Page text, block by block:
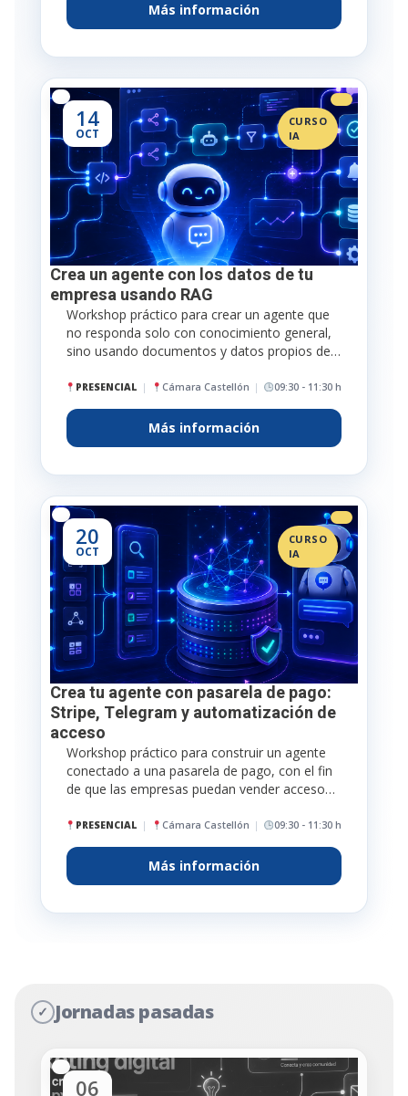
Más información
14
OCT
CURSO
IA
Crea un agente con los datos de tu
empresa usando RAG
Workshop práctico para crear un agente que
no responda solo con conocimiento general,
sino usando documentos y datos propios de…
PRESENCIAL Cámara Castellón 09:30 - 11:30 h
Más información
20
OCT
CURSO
IA
Crea tu agente con pasarela de pago:
Stripe, Telegram y automatización de
acceso
Workshop práctico para construir un agente
conectado a una pasarela de pago, con el fin
de que las empresas puedan vender acceso…
PRESENCIAL Cámara Castellón 09:30 - 11:30 h
Más información
✓ Jornadas pasadas
06